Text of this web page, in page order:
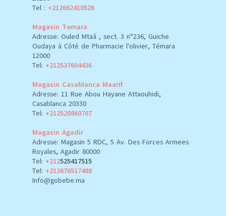
Tel : +212662410526
Magasin Temara
Adresse: Ouled Mtaâ , sect. 3 n°236, Guiche
Oudaya à Côté de Pharmacie l'olivier, Témara
12000
Tel: +212537604436
Magasin Casablanca Maarif
Adresse: 11 Rue Abou Hayane Attaouhidi,
Casablanca 20330
Tel: +212520860707
Magasin Agadir
Adresse: Magasin 5 RDC, 5 Av. Des Forces Armees
Royales, Agadir 80000
Tel: +212525417515
Tel: +212676517488
Info@gobebe.ma